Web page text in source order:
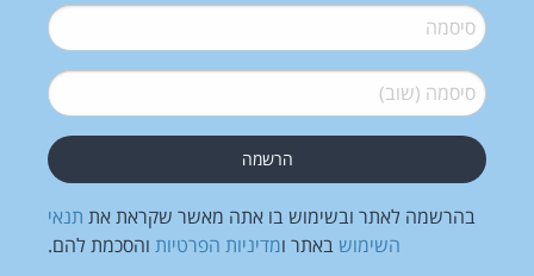
סיסמה*
סיסמה (שוב)*
בהרשמה לאתר ובשימוש בו אתה מאשר שקראת את תנאי
השימוש באתר ומדיניות הפרטיות והסכמת להם.